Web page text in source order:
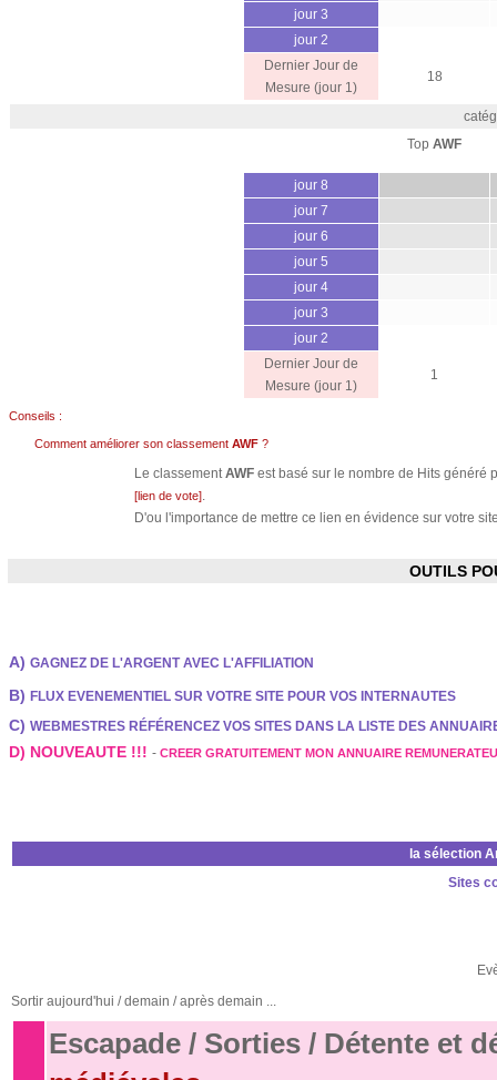
jour 3
jour 2
Dernier Jour de
Mesure (jour 1)
18
Top AWF
jour 8
jour 7
jour 6
jour 5
jour 4
jour 3
jour 2
Dernier Jour de
Mesure (jour 1)
1
Conseils :
Comment améliorer son classement AWF ?
Le classementAWF est basé sur le nombre de Hits généré
[lien de vote].
D'ou l'importance de mettre ce lien en évidence sur votre
OUTILS
A) GAGNEZ DE L'ARGENT AVEC L'AFFILIATION
B) FLUX EVENEMENTIEL SUR VOTRE SITE POUR VOS INTERNAUTES
C) WEBMESTRES RÉFÉRENCEZ VOS SITES DANS LA LISTE DES
D) NOUVEAUTE !!! - CREER GRATUITEMENT MON ANNUAIRE
la sélection
Sites
Sortir aujourd'hui / demain / après demain ...
Escapade / Sorties / Détente et